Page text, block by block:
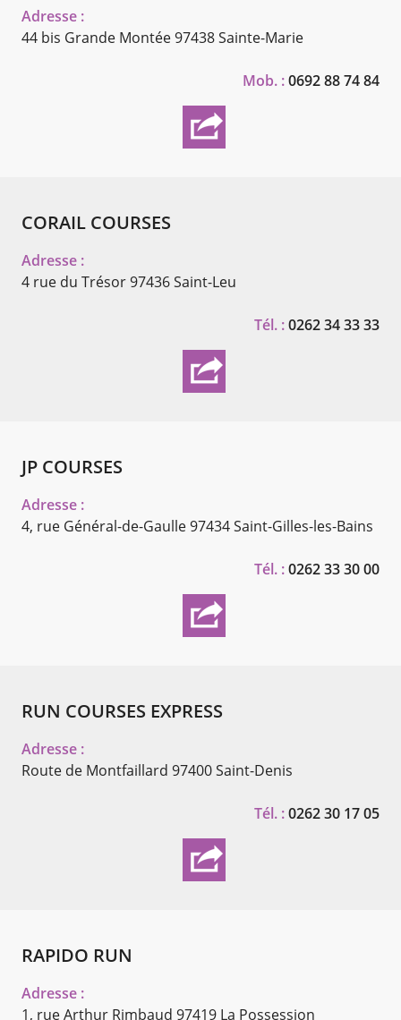
Adresse :
44 bis Grande Montée97438 Sainte-Marie
Mob. :0692 88 74 84
CORAIL COURSES
Adresse :
4 rue du Trésor97436 Saint-Leu
Tél. :0262 34 33 33
JP COURSES
Adresse :
4, rue Général-de-Gaulle97434 Saint-Gilles-les-Bains
Tél. :0262 33 30 00
RUN COURSES EXPRESS
Adresse :
Route de Montfaillard 97400 Saint-Denis
Tél. :0262 30 17 05
RAPIDO RUN
Adresse :
1, rue Arthur Rimbaud 97419 La Possession